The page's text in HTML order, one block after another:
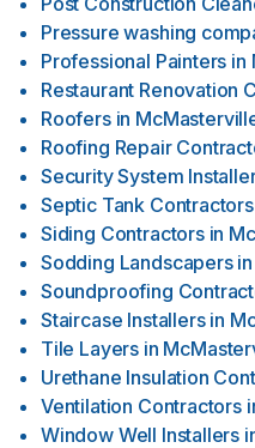
Pressure washing
Professional Painters in
Restaurant Renovation
Roofers in
Roofing Repair
Security System
Septic Tank Contractors
Siding Contractors in
Sodding Landscapers in
Soundproofing
Staircase Installers in
Tile Layers in
Urethane Insulation
Ventilation Contractors
Window Well Installers